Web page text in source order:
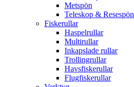
Metspön
Teleskop & Resespön
Fiskerullar
Haspelrullar
Multirullar
Inkapslade rullar
Trollingrullar
Havsfiskerullar
Flugfiskerullar